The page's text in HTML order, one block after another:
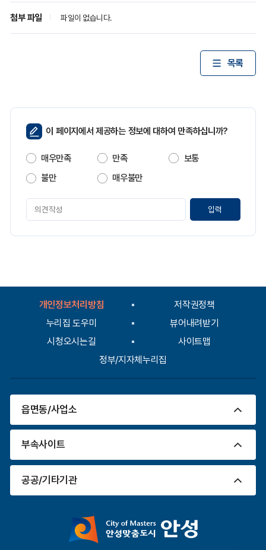
첨부 파일 파일이 없습니다.
목록
페
이
지
만
족
이 페이지에서 제공하는 정보에 대하여 만족하십니까?
매우만족 만족
보통
불만
매우불만
페
만
가
개인정보처리방침
저작권정책
누리집 도우미
뷰어내려받기
시청오시는길
사이트맵
정부/지자체누리집
읍면동/사업소
부속사이트
공공/기타기관